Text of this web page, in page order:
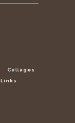
Collages
Links